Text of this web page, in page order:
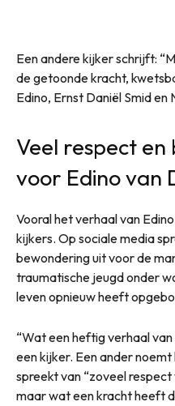
Een andere kijker schrijft:
de getoonde kracht,
Edino, Ernst Daniël Smid en
Veel respect
voor Edino van
Vooral het verhaal van
kijkers. Op sociale media
bewondering uit voor de
traumatische jeugd onder
leven opnieuw heeft
“Wat een heftig verhaal
een kijker. Een ander
spreekt van “zoveel
maar wat een kracht heeft